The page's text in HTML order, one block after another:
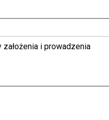
i prowadzenia